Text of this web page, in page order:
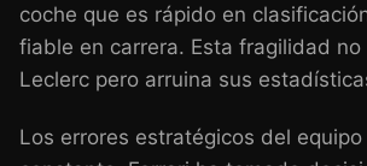
coche que es rápido en
fiable en carrera. Esta fragilidad no
Leclerc pero arruina sus
Los errores estratégicos del